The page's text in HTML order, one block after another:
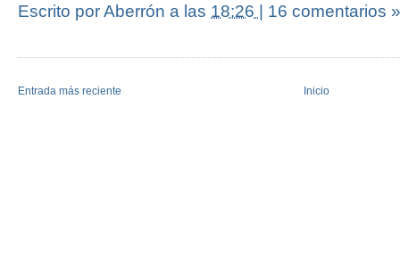
Escrito por Aberrón a las 18:26 | 16 comentarios »
Entrada más reciente Inicio